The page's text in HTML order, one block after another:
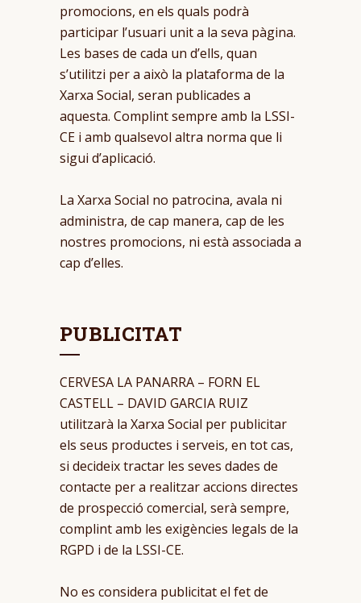
promocions, en els quals podrà
participar l’usuari unit a la seva pàgina.
Les bases de cada un d’ells, quan
s’utilitzi per a això la plataforma de la
Xarxa Social, seran publicades a
aquesta. Complint sempre amb la LSSI-
CE i amb qualsevol altra norma que li
sigui d’aplicació.
La Xarxa Social no patrocina, avala ni
administra, de cap manera, cap de les
nostres promocions, ni està associada a
cap d’elles.
PUBLICITAT
CERVESA LA PANARRA – FORN EL
CASTELL – DAVID GARCIA RUIZ
utilitzarà la Xarxa Social per publicitar
els seus productes i serveis, en tot cas,
si decideix tractar les seves dades de
contacte per a realitzar accions directes
de prospecció comercial, serà sempre,
complint amb les exigències legals de la
RGPD i de la LSSI-CE.
No es considera publicitat el fet de